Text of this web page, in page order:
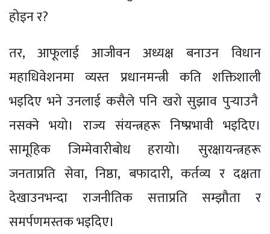
होइन र?
तर, आफूलाई आजीवन अध्यक्ष बनाउन विधान
महाधिवेशनमा व्यस्त प्रधानमन्त्री कति शक्तिशाली
भइदिए भने उनलाई कसैले पनि खरो सुझाव पुर्‍याउनै
नसक्ने भयो। राज्य संयन्त्रहरू निष्प्रभावी भइदिए।
सामूहिक जिम्मेवारीबोध हरायो। सुरक्षायन्त्रहरू
जनताप्रति सेवा, निष्ठा, बफादारी, कर्तव्य र दक्षता
देखाउनभन्दा राजनीतिक सत्ताप्रति सम्झौता र
समर्पणमस्तक भइदिए।